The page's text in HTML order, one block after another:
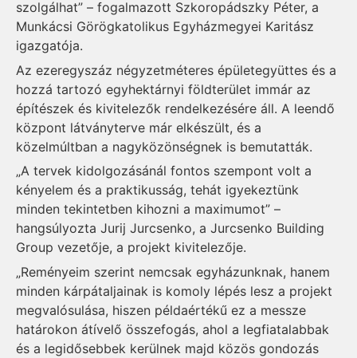
szolgálhat” – fogalmazott Szkoropádszky Péter, a
Munkácsi Görögkatolikus Egyházmegyei Karitász
igazgatója.
Az ezeregyszáz négyzetméteres épületegyüttes és a
hozzá tartozó egyhektárnyi földterület immár az
építészek és kivitelezők rendelkezésére áll. A leendő
központ látványterve már elkészült, és a
közelmúltban a nagyközönségnek is bemutatták.
„A tervek kidolgozásánál fontos szempont volt a
kényelem és a praktikusság, tehát igyekeztünk
minden tekintetben kihozni a maximumot” –
hangsúlyozta Jurij Jurcsenko, a Jurcsenko Building
Group vezetője, a projekt kivitelezője.
„Reményeim szerint nemcsak egyházunknak, hanem
minden kárpátaljainak is komoly lépés lesz a projekt
megvalósulása, hiszen példaértékű ez a messze
határokon átívelő összefogás, ahol a legfiatalabbak
és a legidősebbek kerülnek majd közös gondozás